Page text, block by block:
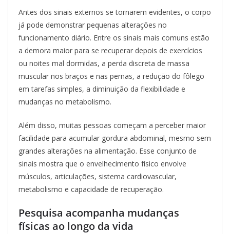
Antes dos sinais externos se tornarem evidentes, o corpo
já pode demonstrar pequenas alterações no
funcionamento diário. Entre os sinais mais comuns estão
a demora maior para se recuperar depois de exercícios
ou noites mal dormidas, a perda discreta de massa
muscular nos braços e nas pernas, a redução do fôlego
em tarefas simples, a diminuição da flexibilidade e
mudanças no metabolismo.
Além disso, muitas pessoas começam a perceber maior
facilidade para acumular gordura abdominal, mesmo sem
grandes alterações na alimentação. Esse conjunto de
sinais mostra que o envelhecimento físico envolve
músculos, articulações, sistema cardiovascular,
metabolismo e capacidade de recuperação.
Pesquisa acompanha mudanças
físicas ao longo da vida